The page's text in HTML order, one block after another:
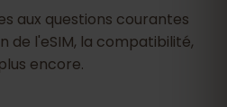
aux questions courantes
l'eSIM, la compatibilité,
encore.